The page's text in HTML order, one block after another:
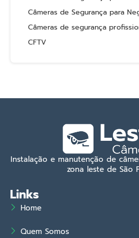
Câmeras de Segurança para
Câmeras de segurança
CFTV
Instalação e manutenção de
zona leste de São
Links
Home
Quem Somos